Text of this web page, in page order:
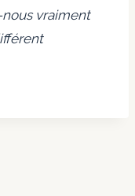
vraiment